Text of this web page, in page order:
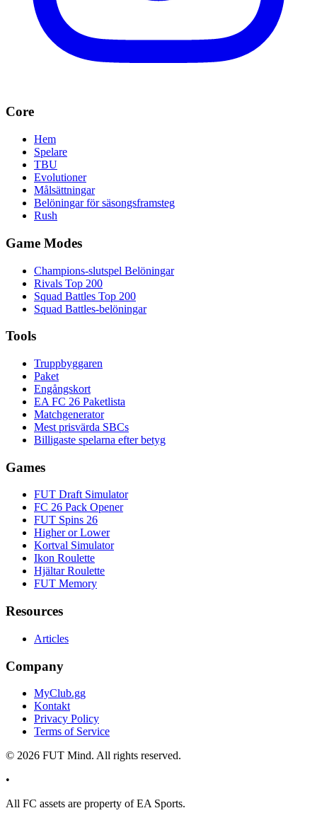
Core
Hem
Spelare
TBU
Evolutioner
Målsättningar
Belöningar för säsongsframsteg
Rush
Game Modes
Champions-slutspel Belöningar
Rivals Top 200
Squad Battles Top 200
Squad Battles-belöningar
Tools
Truppbyggaren
Paket
Engångskort
EA FC 26 Paketlista
Matchgenerator
Mest prisvärda SBCs
Billigaste spelarna efter betyg
Games
FUT Draft Simulator
FC 26 Pack Opener
FUT Spins 26
Higher or Lower
Kortval Simulator
Ikon Roulette
Hjältar Roulette
FUT Memory
Resources
Articles
Company
MyClub.gg
Kontakt
Privacy Policy
Terms of Service
© 2026 FUT Mind. All rights reserved.
•
All FC assets are property of EA Sports.